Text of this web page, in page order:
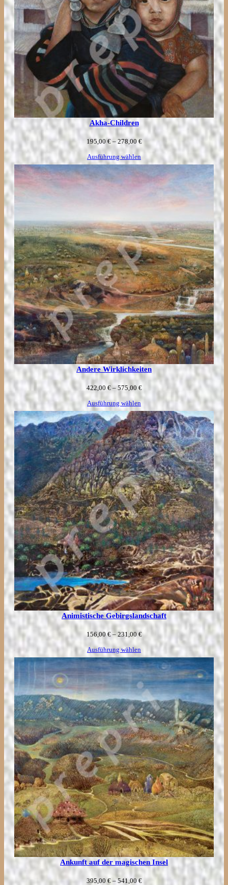
Akha-Children
195,00 € –278,00€Preisspanne:
Ausführung wählen
Andere Wirklichkeiten
422,00 € – 575,00 €Preisspanne:
422,00 €
bis
575,00 €
Ausführung wählen
Animistische Gebirgslandschaft
156,00€ – 231,00 €Preisspanne:
156,00 €
bis
231,00 €
Ausführung wählen
Ankunft auf der magischen Insel
395,00 € –541,00€Preisspanne: